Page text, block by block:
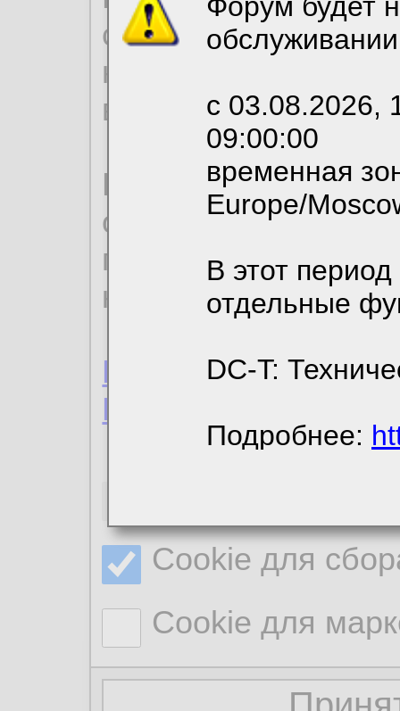
с 03.08.2026,
09:00:00
временная
Europe/
В этот
отдельные
DC-T:
Подробнее:
согласие на
необходимых для
вы можете
По
ознакомиться с
пользовательским
Пользовательское
Политика
Cookie для
Cookie для